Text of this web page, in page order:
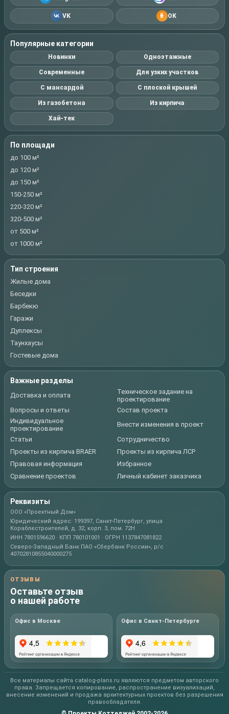
VK OK
Популярные категории
Новинки Одноэтажные
Современные Для узких участков
С мансардой С плоской крышей
Из газобетона Из кирпича
Хай-тек
По площади
до 100 м²
до 120 м²
до 150 м²
150-250 м²
220-320 м²
320-500 м²
от 500 м²
от 1000 м²
Тип строения
Жилые дома
Беседки
Барбекю
Гаражи
Дуплексы
Таунхаусы
Гостевые дома
Важные разделы
Доставка и оплата
Техническое задание на
проектирование
Вопросы и ответы
Состав проекта
Индивидуальное
проектирование
Внести изменения в проект
Статьи
Сотрудничество
Проекты из кирпича BRAER
Проекты из кирпича ЛСР
Правовая информация
Избранное
Сравнение проектов
Личный кабинет заказчика
Реквизиты
ООО «Проектный Дом»
Юридический адрес: 199397, Санкт-Петербург, улица
Кораблестроителей, д. 32, корп. 3, пом. 72Н
ИНН 7801596620 · КПП 780101001 · ОГРН 1137847081822
Северо-Западный Банк ПАО «Сбербанк России», р/с
40702810855040000275
ОТЗЫВЫ
Оставьте отзыв
о нашей работе
Офис в Москве Офис в Санкт-Петербурге
Все материалы сайта catalog-plans.ru являются предметом авторского
права. Запрещается копирование, распространение визуализаций,
внесение изменений и продажа архитектурных проектов без разрешения
правообладателя.